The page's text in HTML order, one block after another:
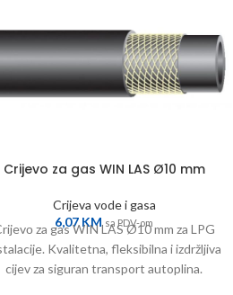
Crijevo za gas WIN LAS Ø10 mm
Crijeva vode i gasa
6,07KM sa PDV-om
za gas WIN LAS Ø10 mm za LPG
Kvalitetna, fleksibilna i izdržljiva
cijev za siguran transport autoplina.